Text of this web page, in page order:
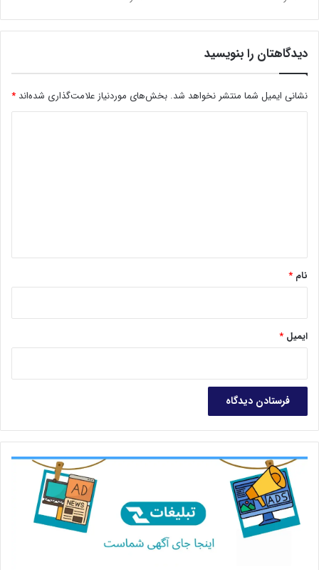
چاپ دیجیتال دستگاه چاپ صنعت چاپ
کپی لینک
دیدگاهتان را بنویسید
نشانی ایمیل شما منتشر نخواهد شد. بخش‌های موردنیاز علامت‌گذاری شده‌اند *
نام *
ایمیل *